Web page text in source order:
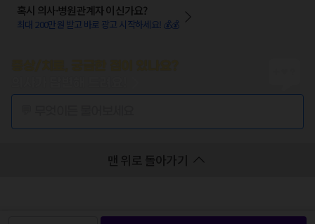
혹시 의사·병원관계자 이신가요?
최대 200만원 받고 바로 광고 시작하세요! 💰💰
맨 위로 돌아가기